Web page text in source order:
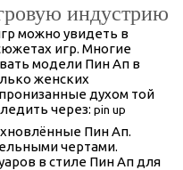
индустрию
можно увидеть в
игр. Многие
модели Пин Ап в
женских
духом той
через: pin up
Пин Ап.
чертами.
в стиле Пин Ап для